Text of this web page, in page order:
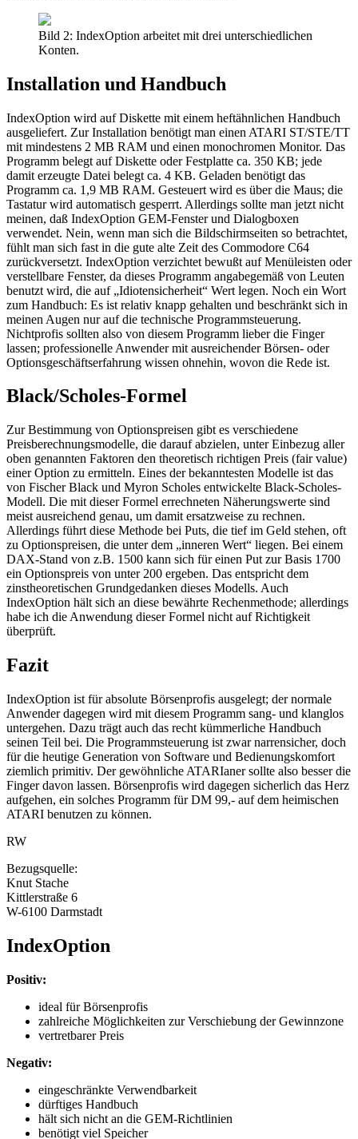
Bild 2: IndexOption arbeitet mit drei unterschiedlichen
Konten.
Installation und Handbuch
IndexOption wird auf Diskette mit einem heftähnlichen Handbuch
ausgeliefert. Zur Installation benötigt man einen ATARI ST/STE/TT
mit mindestens 2 MB RAM und einen monochromen Monitor. Das
Programm belegt auf Diskette oder Festplatte ca. 350 KB; jede
damit erzeugte Datei belegt ca. 4 KB. Geladen benötigt das
Programm ca. 1,9 MB RAM. Gesteuert wird es über die Maus; die
Tastatur wird automatisch gesperrt. Allerdings sollte man jetzt nicht
meinen, daß IndexOption GEM-Fenster und Dialogboxen
verwendet. Nein, wenn man sich die Bildschirmseiten so betrachtet,
fühlt man sich fast in die gute alte Zeit des Commodore C64
zurückversetzt. IndexOption verzichtet bewußt auf Menüleisten oder
verstellbare Fenster, da dieses Programm angabegemäß von Leuten
benutzt wird, die auf „Idiotensicherheit“ Wert legen. Noch ein Wort
zum Handbuch: Es ist relativ knapp gehalten und beschränkt sich in
meinen Augen nur auf die technische Programmsteuerung.
Nichtprofis sollten also von diesem Programm lieber die Finger
lassen; professionelle Anwender mit ausreichender Börsen- oder
Optionsgeschäftserfahrung wissen ohnehin, wovon die Rede ist.
Black/Scholes-Formel
Zur Bestimmung von Optionspreisen gibt es verschiedene
Preisberechnungsmodelle, die darauf abzielen, unter Einbezug aller
oben genannten Faktoren den theoretisch richtigen Preis (fair value)
einer Option zu ermitteln. Eines der bekanntesten Modelle ist das
von Fischer Black und Myron Scholes entwickelte Black-Scholes-
Modell. Die mit dieser Formel errechneten Näherungswerte sind
meist ausreichend genau, um damit ersatzweise zu rechnen.
Allerdings führt diese Methode bei Puts, die tief im Geld stehen, oft
zu Optionspreisen, die unter dem „inneren Wert“ liegen. Bei einem
DAX-Stand von z.B. 1500 kann sich für einen Put zur Basis 1700
ein Optionspreis von unter 200 ergeben. Das entspricht dem
zinstheoretischen Grundgedanken dieses Modells. Auch
IndexOption hält sich an diese bewährte Rechenmethode; allerdings
habe ich die Anwendung dieser Formel nicht auf Richtigkeit
überprüft.
Fazit
IndexOption ist für absolute Börsenprofis ausgelegt; der normale
Anwender dagegen wird mit diesem Programm sang- und klanglos
untergehen. Dazu trägt auch das recht kümmerliche Handbuch
seinen Teil bei. Die Programmsteuerung ist zwar narrensicher, doch
für die heutige Generation von Software und Bedienungskomfort
ziemlich primitiv. Der gewöhnliche ATARIaner sollte also besser die
Finger davon lassen. Börsenprofis wird dagegen sicherlich das Herz
aufgehen, ein solches Programm für DM 99,- auf dem heimischen
ATARI benutzen zu können.
RW
Bezugsquelle:
Knut Stache
Kittlerstraße 6
W-6100 Darmstadt
IndexOption
Positiv:
ideal für Börsenprofis
zahlreiche Möglichkeiten zur Verschiebung der Gewinnzone
vertretbarer Preis
Negativ:
eingeschränkte Verwendbarkeit
dürftiges Handbuch
hält sich nicht an die GEM-Richtlinien
benötigt viel Speicher